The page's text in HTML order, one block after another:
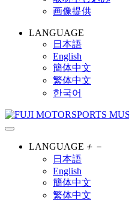
画像提供
LANGUAGE
日本語
English
簡体中文
繁体中文
한국어
LANGUAGE ＋ －
日本語
English
簡体中文
繁体中文